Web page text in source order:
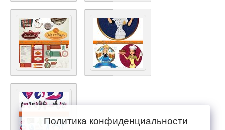
Политика конфиденциальности